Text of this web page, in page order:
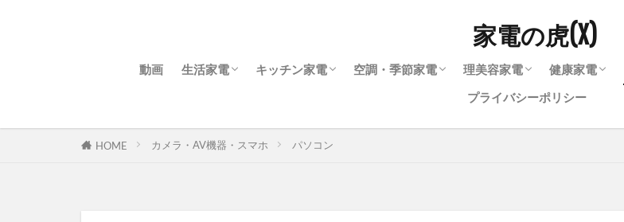
家電の虎(X)
動画 生活家電 キッチン家電 空調・季節家電 理美容家電
シェーバー・脱毛器
ドライヤー
電動歯ブラシ
健康家電
血圧計
体組成計
プライバシーポリシー
HOME カメラ・AV機器・スマホ パソコン